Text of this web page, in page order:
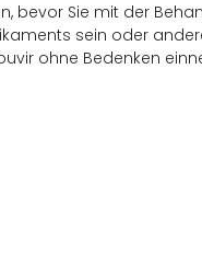
bevor Sie mit der
sein oder
ohne Bedenken